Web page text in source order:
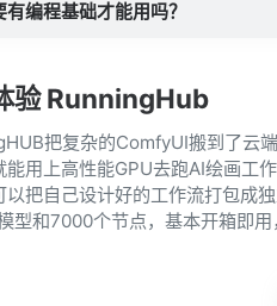
有编程基础才能用吗？
验 RunningHub
把复杂的ComfyUI搬到了云
能用上高性能GPU去跑AI绘画工
以把自己设计好的工作流打包成
型和7000个节点，基本开箱即用